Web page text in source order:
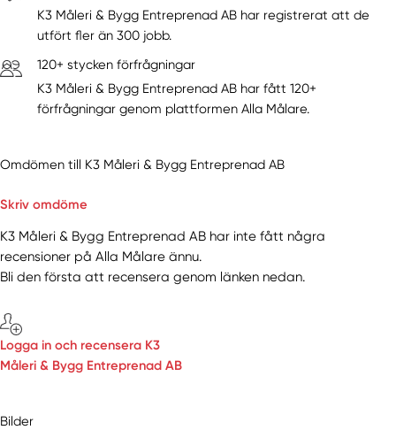
K3 Måleri & Bygg Entreprenad AB har registrerat att de
utfört fler än 300 jobb.
120+ stycken förfrågningar
K3 Måleri & Bygg Entreprenad AB har fått 120+
förfrågningar genom plattformen Alla Målare.
Omdömen till K3 Måleri & Bygg Entreprenad AB
Skriv omdöme
K3 Måleri & Bygg Entreprenad AB har inte fått några
recensioner på Alla Målare ännu.
Bli den första att recensera genom länken nedan.
Logga in och recensera K3
Måleri & Bygg Entreprenad AB
Bilder